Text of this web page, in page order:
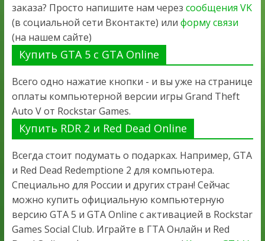
заказа? Просто напишите нам через сообщения VK
(в социальной сети Вконтакте) или форму связи
(на нашем сайте)
Купить GTA 5 с GTA Online
Всего одно нажатие кнопки - и вы уже на странице
оплаты компьютерной версии игры Grand Theft
Auto V от Rockstar Games.
Купить RDR 2 и Red Dead Online
Всегда стоит подумать о подарках. Например, GTA
и Red Dead Redemptione 2 для компьютера.
Специально для России и других стран! Сейчас
можно купить официальную компьютерную
версию GTA 5 и GTA Online с активацией в Rockstar
Games Social Club. Играйте в ГТА Онлайн и Red